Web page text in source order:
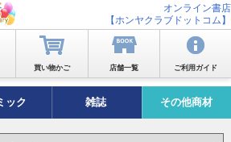
オンライン書店
【ホンヤクラブドットコム】
買い物かご 店舗一覧 ご利用ガイド
ック 雑誌 その他商材